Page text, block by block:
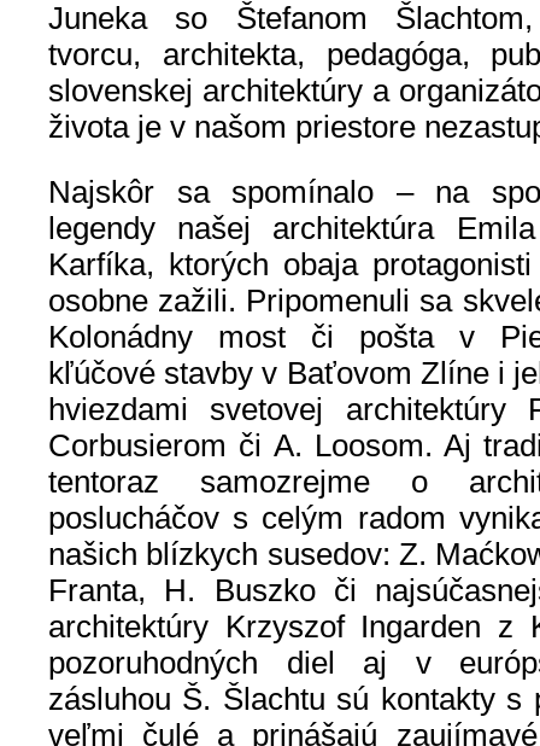
Juneka so Štefanom
tvorcu, architekta, pedagóga,
slovenskej architektúry a
života je v našom priestore
Najskôr sa spomínalo – na
legendy našej architektúra
Karfíka, ktorých obaja
osobne zažili. Pripomenuli sa
Kolonádny most či pošta v
kľúčové stavby v Baťovom Zlíne i
hviezdami svetovej
Corbusierom či A. Loosom. Aj
tentoraz samozrejme o
poslucháčov s celým radom
našich blízkych susedov: Z.
Franta, H. Buszko či
architektúry Krzyszof Ingarden z
pozoruhodných diel aj v
zásluhou Š. Šlachtu sú kontakty s
veľmi čulé a prinášajú